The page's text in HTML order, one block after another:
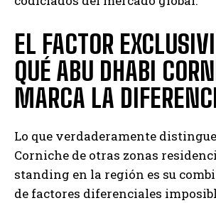
EL FACTOR
QUÉ ABU DHABI
MARCA LA
Lo que verdaderamente
Corniche de otras zonas
standing en la región es su
de factores diferenciales